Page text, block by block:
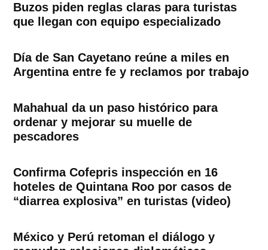
Buzos piden reglas claras para turistas
que llegan con equipo especializado
Día de San Cayetano reúne a miles en
Argentina entre fe y reclamos por trabajo
Mahahual da un paso histórico para
ordenar y mejorar su muelle de
pescadores
Confirma Cofepris inspección en 16
hoteles de Quintana Roo por casos de
“diarrea explosiva” en turistas (video)
México y Perú retoman el diálogo y